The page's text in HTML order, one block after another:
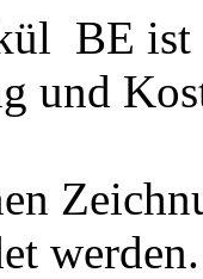
BE ist
und
werden.